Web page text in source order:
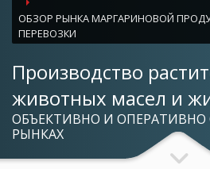
ОБЗОР РЫНКА МАРГАРИНОВОЙ
ПЕРЕВОЗКИ
Производство
животных масел и
ОБЪЕКТИВНО И
РЫНКАХ